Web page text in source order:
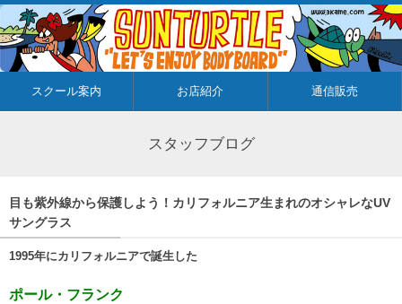
スクール案内 お店紹介 通信販売
スタッフブログ
目も紫外線から保護しよう！カリフォルニア生まれのオシャレなUV
サングラス
1995年にカリフォルニアで誕生した
ポール・フランク